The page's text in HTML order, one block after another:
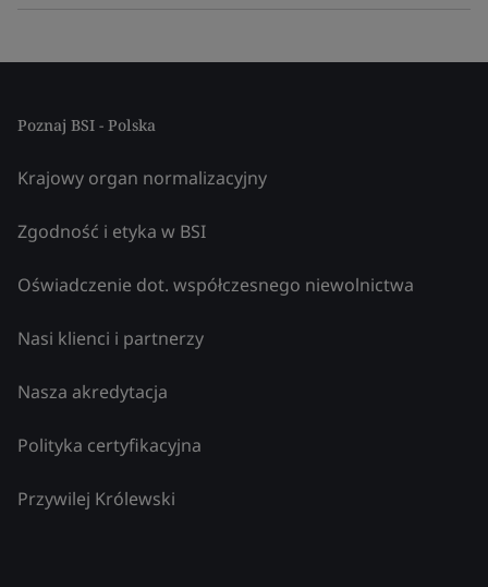
Poznaj BSI - Polska
Krajowy organ normalizacyjny
Zgodność i etyka w BSI
Oświadczenie dot. współczesnego niewolnictwa
Nasi klienci i partnerzy
Nasza akredytacja
Polityka certyfikacyjna
Przywilej Królewski